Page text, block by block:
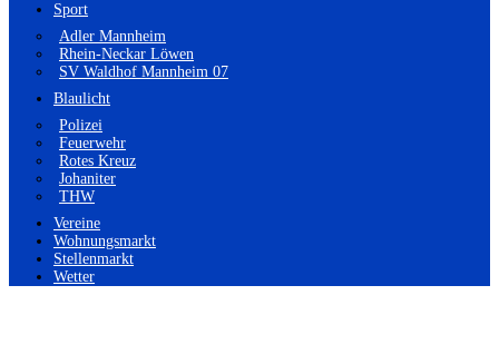
Sport
Adler Mannheim
Rhein-Neckar Löwen
SV Waldhof Mannheim 07
Blaulicht
Polizei
Feuerwehr
Rotes Kreuz
Johaniter
THW
Vereine
Wohnungsmarkt
Stellenmarkt
Wetter